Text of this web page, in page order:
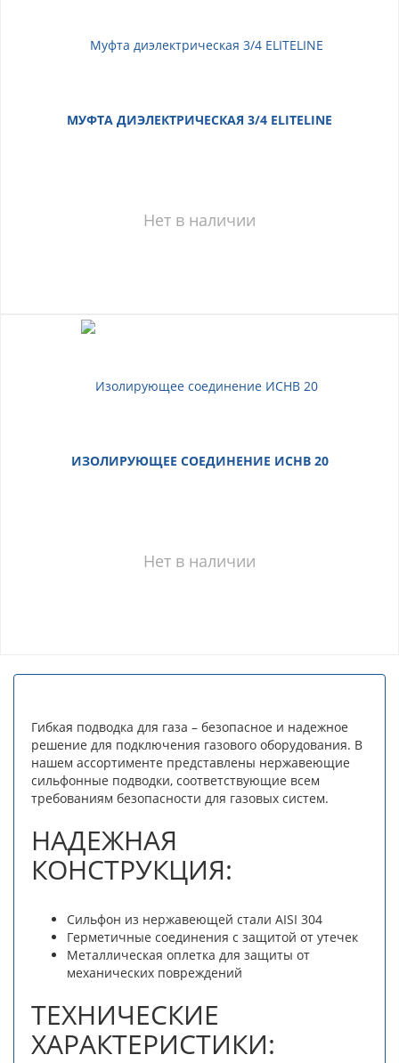
МУФТА ДИЭЛЕКТРИЧЕСКАЯ 3/4 ELITELINE
Нет в наличии
ИЗОЛИРУЮЩЕЕ СОЕДИНЕНИЕ ИСНВ 20
Нет в наличии
Гибкая подводка для газа – безопасное и надежное
решение для подключения газового оборудования. В
нашем ассортименте представлены нержавеющие
сильфонные подводки, соответствующие всем
требованиям безопасности для газовых систем.
НАДЕЖНАЯ
КОНСТРУКЦИЯ:
Сильфон из нержавеющей стали AISI 304
Герметичные соединения с защитой от утечек
Металлическая оплетка для защиты от
механических повреждений
ТЕХНИЧЕСКИЕ
ХАРАКТЕРИСТИКИ: